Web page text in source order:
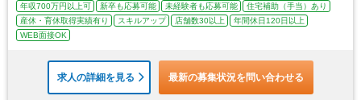
年収700万円以上可 新卒も応募可能 未経験者も応募可能
住宅補助（手当）あり
産休・育休取得実績有り
スキルアップ 店舗数30以上
年間休日120日以上
WEB面接OK
求人の詳細を見る 最新の募集状況を問い合わせる